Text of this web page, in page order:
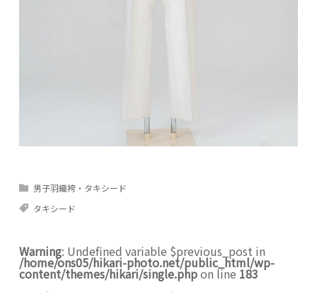
男子羽織袴・タキシード
タキシード
Warning: Undefined variable $previous_post in
/home/ons05/hikari-photo.net/public_html/wp-
content/themes/hikari/single.phpon line 183